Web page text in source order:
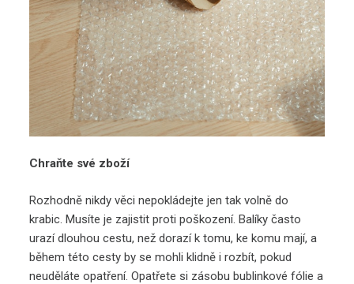
Chraňte své zboží
Rozhodně nikdy věci nepokládejte jen tak volně do
krabic. Musíte je zajistit proti poškození. Balíky často
urazí dlouhou cestu, než dorazí k tomu, ke komu mají, a
během této cesty by se mohli klidně i rozbít, pokud
neuděláte opatření. Opatřete si zásobu bublinkové fólie a